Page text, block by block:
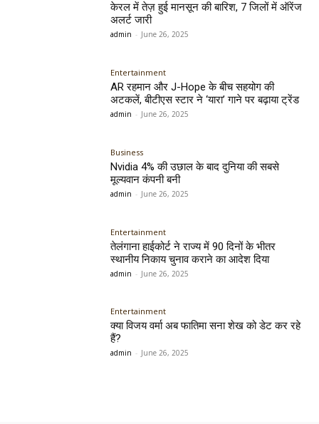
केरल में तेज़ हुई मानसून की बारिश, 7 जिलों में ऑरेंज
अलर्ट जारी
admin - June 26, 2025
Entertainment
AR रहमान और J-Hope के बीच सहयोग की
अटकलें, बीटीएस स्टार ने ‘यारा’ गाने पर बढ़ाया ट्रेंड
admin - June 26, 2025
Business
Nvidia 4% की उछाल के बाद दुनिया की सबसे
मूल्यवान कंपनी बनी
admin - June 26, 2025
Entertainment
तेलंगाना हाईकोर्ट ने राज्य में 90 दिनों के भीतर
स्थानीय निकाय चुनाव कराने का आदेश दिया
admin - June 26, 2025
Entertainment
क्या विजय वर्मा अब फातिमा सना शेख को डेट कर रहे
हैं?
admin - June 26, 2025